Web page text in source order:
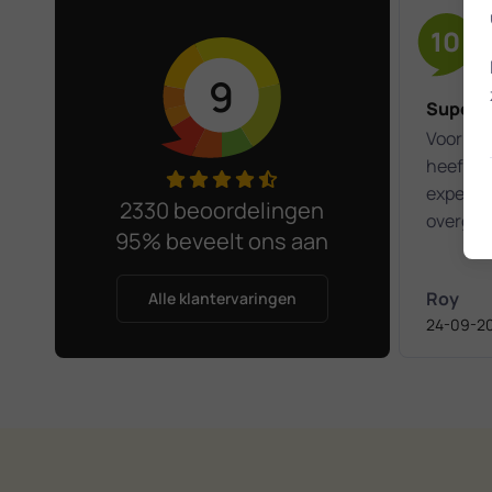
9
2330 beoordelingen
95% beveelt ons aan
Alle klantervaringen
10
Super
Voor de
heeft
expert
lopen.
alles in
Roy
24-09-